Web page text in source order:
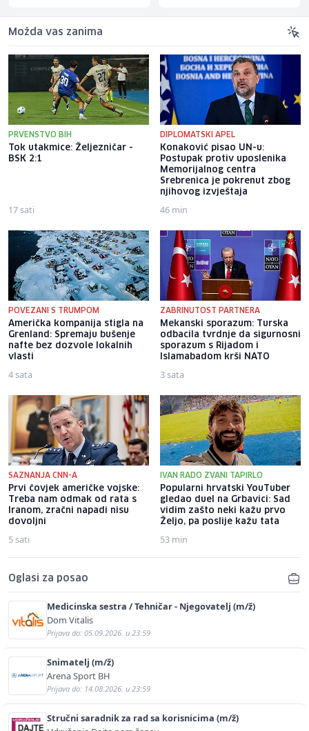
Možda vas zanima
PRVENSTVO BIH
Tok utakmice: Željezničar -
BSK 2:1
17 sati
DIPLOMATSKI APEL
Konaković pisao UN-u:
Postupak protiv uposlenika
Memorijalnog centra
Srebrenica je pokrenut zbog
njihovog izvještaja
46 min
POVEZANI S TRUMPOM
Američka kompanija stigla na
Grenland: Spremaju bušenje
nafte bez dozvole lokalnih
vlasti
4 sata
ZABRINUTOST PARTNERA
Mekanski sporazum: Turska
odbacila tvrdnje da sigurnosni
sporazum s Rijadom i
Islamabadom krši NATO
3 sata
SAZNANJA CNN-A
Prvi čovjek američke vojske:
Treba nam odmak od rata s
Iranom, zračni napadi nisu
dovoljni
5 sati
IVAN RADO ZVANI TAPIRLO
Popularni hrvatski YouTuber
gledao duel na Grbavici: Sad
vidim zašto neki kažu prvo
Željo, pa poslije kažu tata
53 min
Oglasi za posao
Medicinska sestra / Tehničar - Njegovatelj (m/ž)
Dom Vitalis
Prijava do: 05.09.2026. u 23:59
Snimatelj (m/ž)
Arena Sport BH
Prijava do: 14.08.2026. u 23:59
Stručni saradnik za rad sa korisnicima (m/ž)